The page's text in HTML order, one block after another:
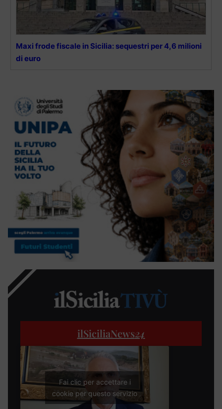
Maxi frode fiscale in Sicilia: sequestri per 4,6 milioni
di euro
ilSiciliaNews24
Fai clic per accettare i
cookie per questo servizio